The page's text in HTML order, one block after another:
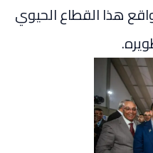
هذا القطاع الحيوي